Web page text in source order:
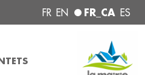
FR EN FR_CA ES